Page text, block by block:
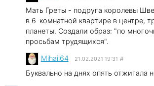
Мать Греты - подруга королевы
в 6-комнатной квартире в центре,
планеты. Создали образ: "по
просьбам трудящихся".
Mihail64 21.02.2021 19:31 #
Буквально на днях опять отжигала